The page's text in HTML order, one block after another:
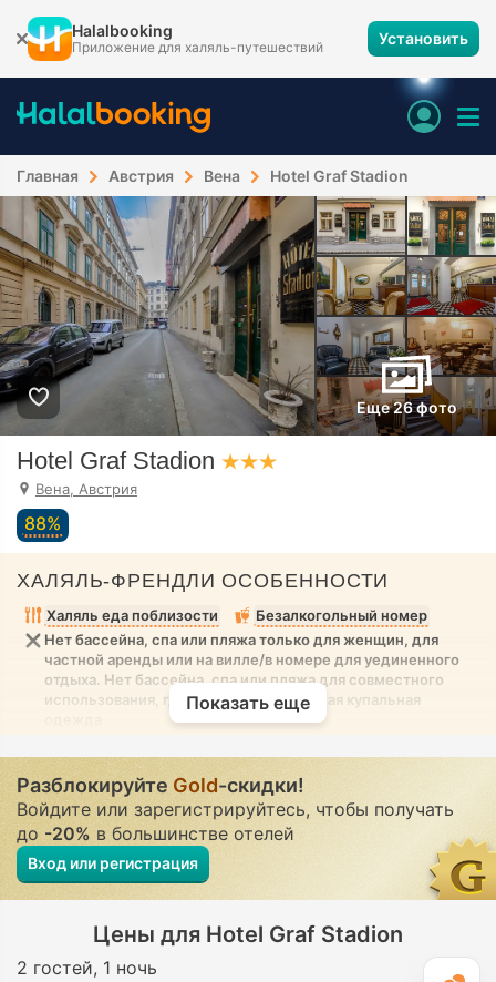
Halalbooking
Приложение для халяль-путешествий Установить
Главная Австрия Вена Hotel Graf Stadion
Еще 26 фото
Hotel Graf Stadion
Вена, Австрия
88%
ХАЛЯЛЬ-ФРЕНДЛИ ОСОБЕННОСТИ
Халяль еда поблизости
Безалкогольный номер
Нет бассейна, спа или пляжа только для женщин, для
частной аренды или на вилле/в номере для уединенного
отдыха. Нет бассейна, спа или пляжа для совместного
использования, где разрешена скромная купальная
Показать еще
Разблокируйте Gold-скидки!
Войдите или зарегистрируйтесь, чтобы получать
до -20% в большинстве отелей
Вход или регистрация
Цены для Hotel Graf Stadion
2 гостей 1 ночь